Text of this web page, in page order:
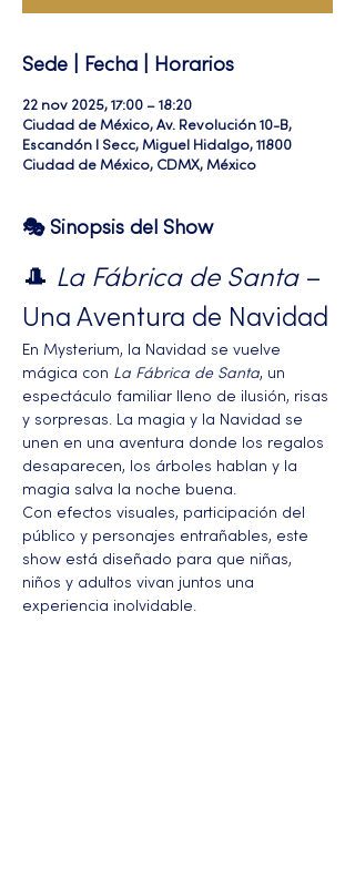
Sede | Fecha | Horarios
22 nov 2025, 17:00 – 18:20
Ciudad de México, Av. Revolución 10-B,
Escandón I Secc, Miguel Hidalgo, 11800
Ciudad de México, CDMX, México
🎭 Sinopsis del Show
🎩 La Fábrica de Santa –
Una Aventura de Navidad
En Mysterium, la Navidad se vuelve
mágica con La Fábrica de Santa, un
espectáculo familiar lleno de ilusión, risas
y sorpresas. La magia y la Navidad se
unen en una aventura donde los regalos
desaparecen, los árboles hablan y la
magia salva la noche buena.
Con efectos visuales, participación del
público y personajes entrañables, este
show está diseñado para que niñas,
niños y adultos vivan juntos una
experiencia inolvidable.